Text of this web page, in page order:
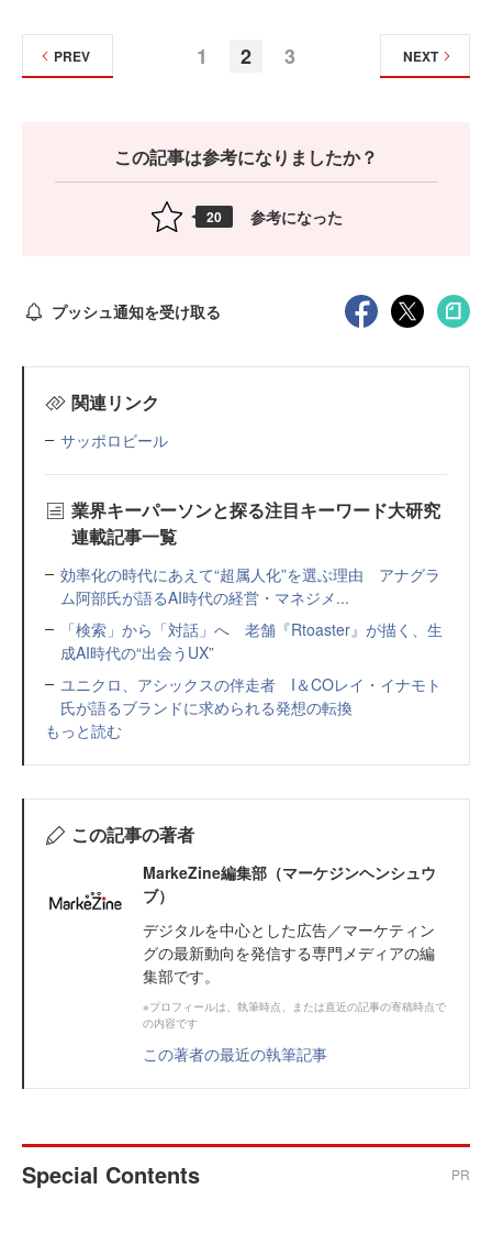
1 2 3
PREV NEXT
この記事は参考になりましたか？
20 参考になった
プッシュ通知を受け取る
関連リンク
サッポロビール
業界キーパーソンと探る注目キーワード大研究
連載記事一覧
効率化の時代にあえて“超属人化”を選ぶ理由 アナグラ
ム阿部氏が語るAI時代の経営・マネジメ...
「検索」から「対話」へ 老舗『Rtoaster』が描く、生
成AI時代の“出会うUX”
ユニクロ、アシックスの伴走者 I＆COレイ・イナモト
氏が語るブランドに求められる発想の転換
もっと読む
この記事の著者
MarkeZine編集部（マーケジンヘンシュウ
ブ）
デジタルを中心とした広告／マーケティン
グの最新動向を発信する専門メディアの編
集部です。
※プロフィールは、執筆時点、または直近の記事の寄稿時点で
の内容です
この著者の最近の執筆記事
Special Contents PR